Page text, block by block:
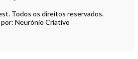
Todos os direitos reservados.
Neurónio Criativo